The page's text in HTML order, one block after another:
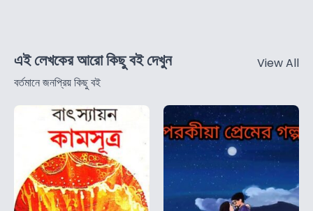
এই লেখকের আরো কিছু বই দেখুন
বর্তমানে জনপ্রিয় কিছু বই
View All